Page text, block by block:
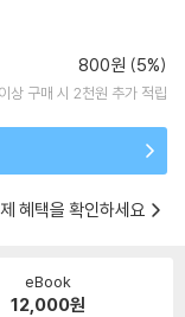
800원 (5%)
상 구매 시 2천원 추가 적립
혜택을 확인하세요
eBook
12,000원